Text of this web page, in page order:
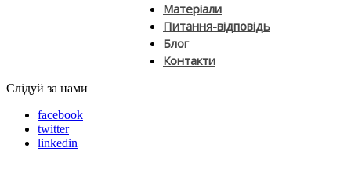
Матеріали
Питання-відповідь
Блог
Контакти
Слідуй за нами
facebook
twitter
linkedin